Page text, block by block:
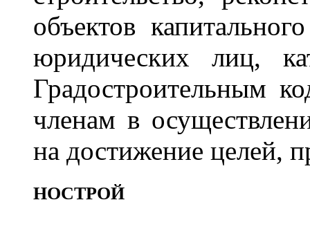
объектов
юридических лиц,
Градостроительным
членам в
на достижение целей,
НОСТРОЙ